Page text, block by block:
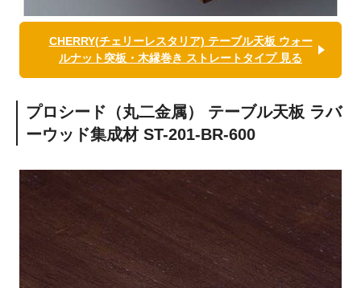
CHERRY(チェリーレスタリア) テーブル天板 ウォー
ルナット突板・木縁巻き ストレートタイプ 見る
プロシード（丸二金属） テーブル天板 ラバ
ーウッド集成材 ST-201-BR-600